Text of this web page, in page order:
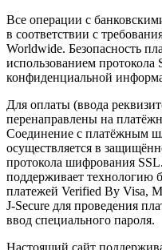
Все операции с
в соответствии с
Worldwide. Безопасность
использованием протокола
конфиденциальной
Для оплаты (ввода
перенаправлены на
Соединение с платёжным
осуществляется в
протокола шифрования
поддерживает технологию
платежей Verified By Visa,
J-Secure для проведения
ввод специального пароля.
Настоящий сайт